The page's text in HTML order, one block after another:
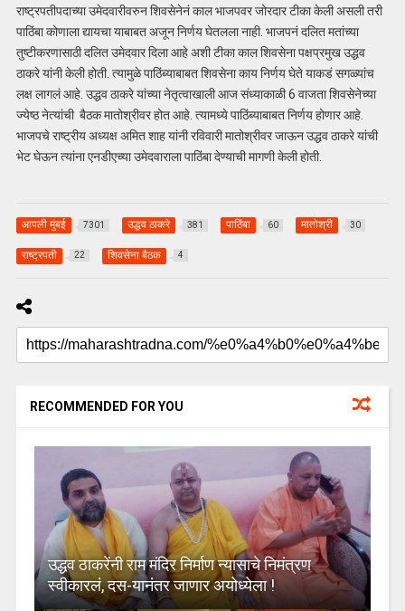
राष्ट्रपतीपदाच्या उमेदवारीवरुन शिवसेनेनं काल भाजपवर जोरदार टीका केली असली तरी
पाठिंबा कोणाला द्यायचा याबाबत अजून निर्णय घेतलला नाही. भाजपनं दलित मतांच्या
तुष्टीकरणासाठी दलित उमेदवार दिला आहे अशी टीका काल शिवसेना पक्षप्रमुख उद्धव
ठाकरे यांनी केली होती. त्यामुळे पाठिंब्याबाबत शिवसेना काय निर्णय घेते याकडं सगळ्यांच
लक्ष लागलं आहे. उद्धव ठाकरे यांच्या नेतृत्वाखाली आज संध्याकाळी 6 वाजता शिवसेनेच्या
ज्येष्ठ नेत्यांची बैठक मातोश्रीवर होत आहे. त्यामध्ये पाठिंब्याबाबत निर्णय होणार आहे.
भाजपचे राष्ट्रीय अध्यक्ष अमित शाह यांनी रविवारी मातोश्रीवर जाऊन उद्धव ठाकरे यांची
भेट घेऊन त्यांना एनडीएच्या उमेदवाराला पाठिंबा देण्याची मागणी केली होती.
आपली मुंबई 7301 उद्धव ठाकरे 381 पाठिंबा 60 मातोश्री 30
राष्ट्रपती 22 शिवसेना बैठक 4
RECOMMENDED FOR YOU
उद्धव ठाकरेंनी राम मंदिर निर्माण न्यासाचे निमंत्रण
स्वीकारलं, दस-यानंतर जाणार अयोध्येला !